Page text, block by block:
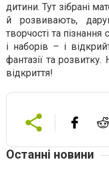
дитини. Тут зібрані
й розвивають,
творчості та
і наборів – і
фантазії та
відкриття!
Останні новини